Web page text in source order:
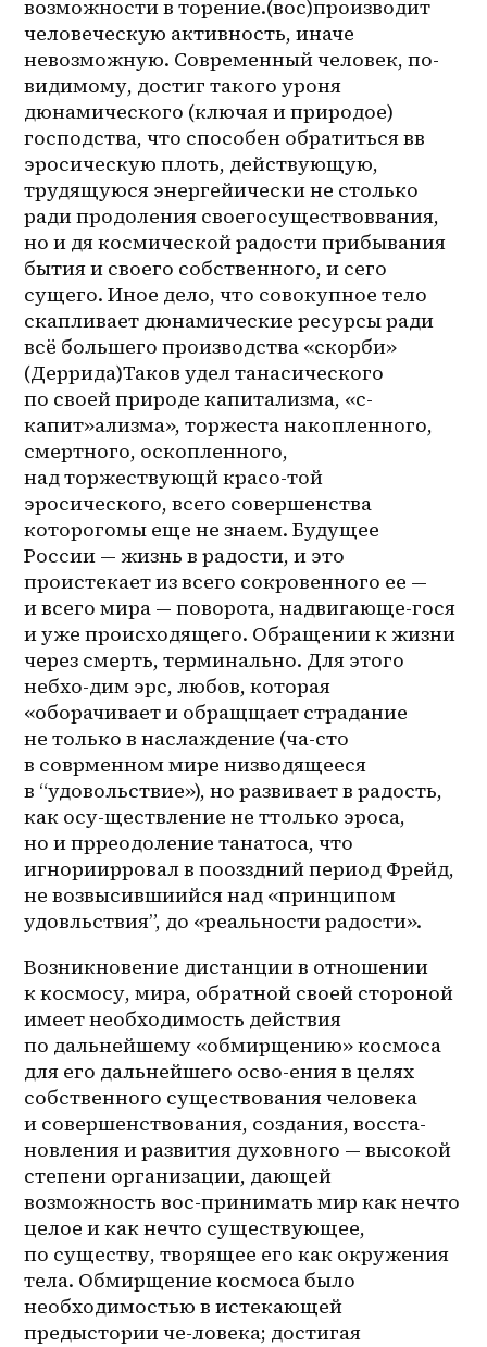
возможности в торение.(вос)производит
человеческую активность, иначе
невозможную. Современный человек, по-
видимому, достиг такого уроня
дюнамического (ключая и природое)
господства, что способен обратиться вв
эросическую плоть, действующую,
трудящуюся энергейически не столько
ради продоления своегосуществоввания,
но и дя космической радости прибывания
бытия и своего собственного, и сего
сущего. Иное дело, что совокупное тело
скапливает дюнамические ресурсы ради
всё большего производства «скорби»
(Деррида)Таков удел танасического
по своей природе капитализма, «с-
капит»ализма», торжеста накопленного,
смертного, оскопленного,
над торжествующй красо-той
эросического, всего совершенства
которогомы еще не знаем. Будущее
России — жизнь в радости, и это
проистекает из всего сокровенного ее —
и всего мира — поворота, надвигающе-гося
и уже происходящего. Обращении к жизни
через смерть, терминально. Для этого
небхо-дим эрс, любов, которая
«оборачивает и обращщает страдание
не только в наслаждение (ча-сто
в соврменном мире низводящееся
в “удовольствие»), но развивает в радость,
как осу-ществление не ттолько эроса,
но и прреодоление танатоса, что
игнориирровал в поозздний период Фрейд,
не возвысившиийся над «принципом
удовльствия”, до «реальности радости».
Возникновение дистанции в отношении
к космосу, мира, обратной своей стороной
имеет необходимость действия
по дальнейшему «обмирщению» космоса
для его дальнейшего осво-ения в целях
собственного существования человека
и совершенствования, создания, восста-
новления и развития духовного — высокой
степени организации, дающей
возможность вос-принимать мир как нечто
целое и как нечто существующее,
по существу, творящее его как окружения
тела. Обмирщение космоса было
необходимостью в истекающей
предыстории че-ловека; достигая